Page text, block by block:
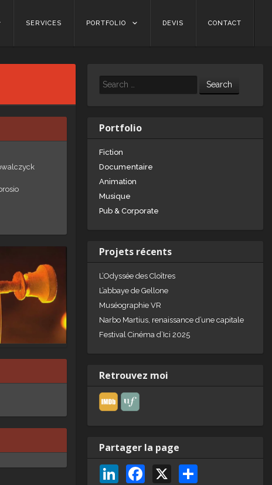
SERVICES PORTFOLIO DEVIS CONTACT
Search
Portfolio
Fiction
Documentaire
Animation
Musique
Pub & Corporate
Projets récents
L’Odyssée des Cloîtres
L’abbaye de Gellone
Muséographie VR
Narbo Martius, renaissance d’une capitale
Festival Cinéma d’Ici 2025
Retrouvez moi
Partager la page
Li
X